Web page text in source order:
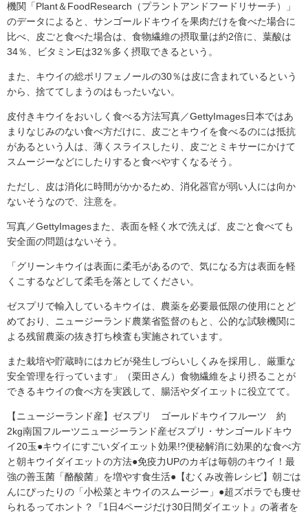
機関「Plant＆FoodResearch（プラントアンドフードリサーチ）」
のデータによると、サンゴールドキウイを果肉だけを食べた場合に
比べ、皮ごと食べた場合は、食物繊維の摂取量は約2倍に、葉酸は
34％、ビタミンEは32％多く摂取できるという。
また、キウイの総ポリフェノールの30％は皮に含まれているという
から、捨ててしまうのはもったいない。
皮付きキウイをおいしく食べる方法写真／GettyImages日本ではあ
まりなじみのない食べ方だけに、皮ごとキウイを食べるのには抵抗
があるという人は、薄くスライスしたり、皮ごとミキサーにかけて
スムージーなどにしたりすると食べやすくなるそう。
​ただし、皮は消化に時間がかかるため、消化器官が弱い人には向か
ないそうなので、注意を。
写真／GettyImagesまた、表面を軽く水で洗えば、皮ごと食べても
安全面の問題はないそう。
「グリーンキウイは表面に柔毛があるので、気になる方は表面を軽
くこするなどして柔毛を落としてください。
ゼスプリで輸入しているキウイは、農薬を必要最低限の使用にとど
めており、ニュージーランド農業省監督のもと、公的な試験機関に
よる残留農薬の抜き打ち検査も実施されています。
また栽培や貯蔵時にはカビが発生しづらいしくみを採用し、厳重な
安全管理を行っています」（栗田さん）食物繊維をより摂ることが
できるキウイの食べ方を実践して、腸活やダイエットに役立てて。
【ニュージーランド産】ゼスプリ ゴールドキウイフルーツ 約
2kg南国フルーツニュージーランド産ゼスプリ・サンゴールドキウ
イ20玉●キウイにすごいダイエット効果!?便秘解消に効果的な食べ方
と朝キウイダイエットの方法●免疫力UPのカギは毎朝のキウイ！最
強の善玉菌「酪酸菌」を増やす食生活●【むくみ改善レシピ】朝ごは
んにぴったりの「小松菜とキウイのスムージー」●超ズボラでも痩せ
られるってホント？『1日4ページだけ30日間ダイエット』の著者を